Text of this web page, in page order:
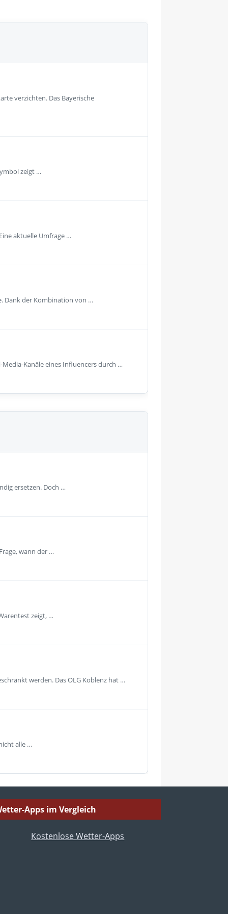
verzichten. Das Bayerische
zeigt …
aktuelle Umfrage …
Dank der Kombination von …
Kanäle eines Influencers durch …
ersetzen. Doch …
wann der …
zeigt, …
werden. Das OLG Koblenz hat …
alle …
Apps im Vergleich